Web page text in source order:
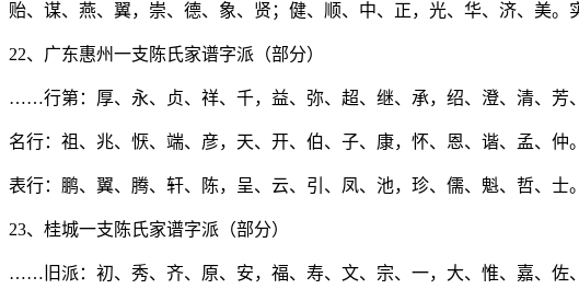
贻、谋、燕、翼，崇、德、象、贤；健、顺、中、正，光、华、济、美
22、广东惠州一支陈氏家谱字派（部分）
……行第：厚、永、贞、祥、千，益、弥、超、继、承，绍、澄、清、芳
名行：祖、兆、恹、端、彦，天、开、伯、子、康，怀、恩、谐、孟、
表行：鹏、翼、腾、轩、陈，呈、云、引、凤、池，珍、儒、魁、哲、
23、桂城一支陈氏家谱字派（部分）
……旧派：初、秀、齐、原、安，福、寿、文、宗、一，大、惟、嘉、佐